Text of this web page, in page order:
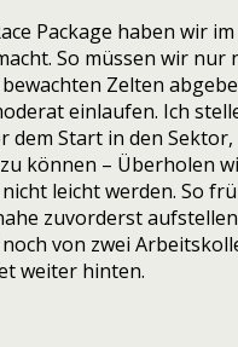
Package haben wir
So müssen wir nur
bewachten Zelten
einlaufen. Ich
dem Start in den
können – Überholen
leicht werden. So
zuvorderst
von zwei
weiter hinten.